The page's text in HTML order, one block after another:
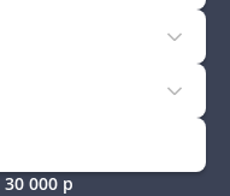
30 000р